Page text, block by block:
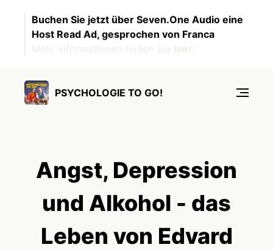
Buchen Sie jetzt über Seven.One Audio eine
Host Read Ad, gesprochen von Franca
Mehr Informationen finden Sie hier!
PSYCHOLOGIE TO GO!
Angst, Depression
und Alkohol - das
Leben von Edvard